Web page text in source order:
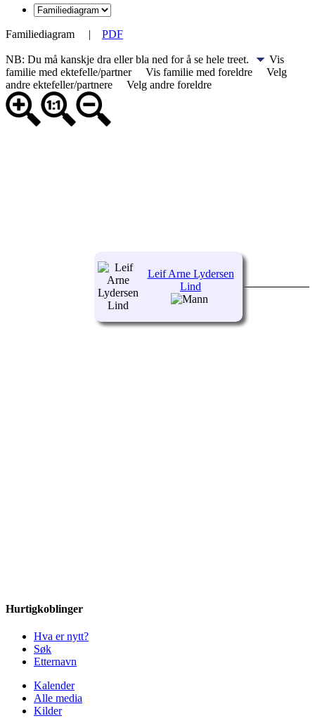
Familiediagram | PDF
NB: Du må kanskje dra eller bla ned for å se hele treet.
Vis
familie med ektefelle/partner
Vis familie med foreldre
Velg
andre ektefeller/partnere
Velg andre foreldre
Leif Arne Lydersen
Lind
Hurtigkoblinger
Hva er nytt?
Søk
Etternavn
Kalender
Alle media
Kilder